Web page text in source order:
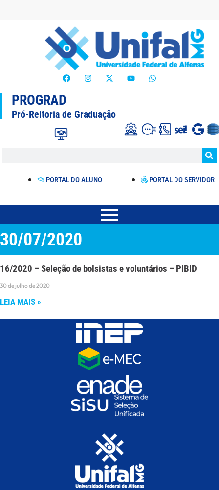
PROGRAD
Pró-Reitoria de Graduação
PORTAL DO ALUNO PORTAL DO SERVIDOR
30/07/2020
16/2020 – Seleção de bolsistas e voluntários – PIBID
30 de julho de 2020
LEIA MAIS »